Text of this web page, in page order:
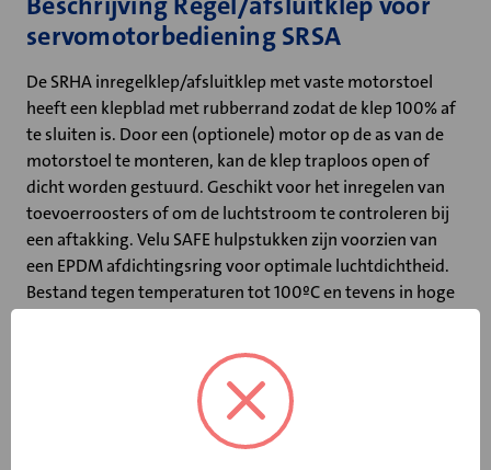
servomotorbediening SRSA
De SRHA inregelklep/afsluitklep met vaste motorstoel
heeft een klepblad met rubberrand zodat de klep 100% af
te sluiten is. Door een (optionele) motor op de as van de
motorstoel te monteren, kan de klep traploos open of
dicht worden gestuurd. Geschikt voor het inregelen van
toevoerroosters of om de luchtstroom te controleren bij
een aftakking. Velu SAFE hulpstukken zijn voorzien van
een EPDM afdichtingsring voor optimale luchtdichtheid.
Bestand tegen temperaturen tot 100ºC en tevens in hoge
hoeft geen tape meer gebruikt te worden, enkel parkeren
zorgt voor een stevige fixatie en een gegarandeerde
luchtdichte verbinding, luchtdichtheidsklasse D conform